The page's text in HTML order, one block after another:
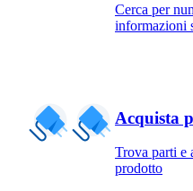
Cerca per
informazioni
Acquista
Trova parti e
prodotto